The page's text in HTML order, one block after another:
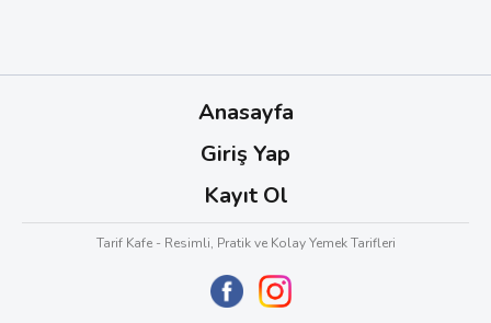
Anasayfa
Giriş Yap
Kayıt Ol
Tarif Kafe - Resimli, Pratik ve Kolay Yemek Tarifleri